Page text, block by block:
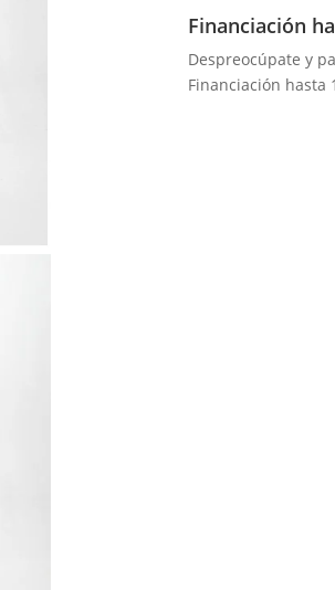
Financiación
Despreocúpate y
Financiación hasta